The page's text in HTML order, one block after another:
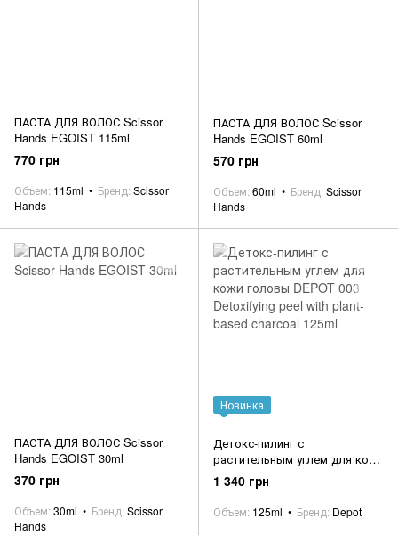
ПАСТА ДЛЯ ВОЛОС Scissor
Hands EGOIST 115ml
770 грн
Объем 115ml Бренд Scissor
Hands
ПАСТА ДЛЯ ВОЛОС Scissor
Hands EGOIST 60ml
570 грн
Объем 60ml Бренд Scissor
Hands
ПАСТА ДЛЯ ВОЛОС Scissor
Hands EGOIST 30ml
370 грн
Объем 30ml Бренд Scissor
Hands
Новинка
Детокс-пилинг с
растительным углем для кожи
головы DEPOT 003 Detoxifying
peel with plant-based charcoal
125ml
1 340 грн
Объем 125ml Бренд Depot